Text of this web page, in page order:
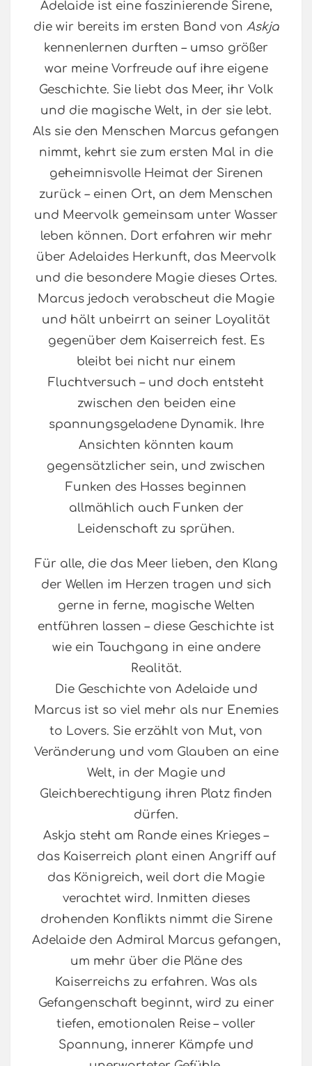
Adelaide ist eine faszinierende Sirene,
die wir bereits im ersten Band von Askja
kennenlernen durften – umso größer
war meine Vorfreude auf ihre eigene
Geschichte. Sie liebt das Meer, ihr Volk
und die magische Welt, in der sie lebt.
Als sie den Menschen Marcus gefangen
nimmt, kehrt sie zum ersten Mal in die
geheimnisvolle Heimat der Sirenen
zurück – einen Ort, an dem Menschen
und Meervolk gemeinsam unter Wasser
leben können. Dort erfahren wir mehr
über Adelaides Herkunft, das Meervolk
und die besondere Magie dieses Ortes.
Marcus jedoch verabscheut die Magie
und hält unbeirrt an seiner Loyalität
gegenüber dem Kaiserreich fest. Es
bleibt bei nicht nur einem
Fluchtversuch – und doch entsteht
zwischen den beiden eine
spannungsgeladene Dynamik. Ihre
Ansichten könnten kaum
gegensätzlicher sein, und zwischen
Funken des Hasses beginnen
allmählich auch Funken der
Leidenschaft zu sprühen.
Für alle, die das Meer lieben, den Klang
der Wellen im Herzen tragen und sich
gerne in ferne, magische Welten
entführen lassen – diese Geschichte ist
wie ein Tauchgang in eine andere
Realität.
Die Geschichte von Adelaide und
Marcus ist so viel mehr als nur Enemies
to Lovers. Sie erzählt von Mut, von
Veränderung und vom Glauben an eine
Welt, in der Magie und
Gleichberechtigung ihren Platz finden
dürfen.
Askja steht am Rande eines Krieges –
das Kaiserreich plant einen Angriff auf
das Königreich, weil dort die Magie
verachtet wird. Inmitten dieses
drohenden Konflikts nimmt die Sirene
Adelaide den Admiral Marcus gefangen,
um mehr über die Pläne des
Kaiserreichs zu erfahren. Was als
Gefangenschaft beginnt, wird zu einer
tiefen, emotionalen Reise – voller
Spannung, innerer Kämpfe und